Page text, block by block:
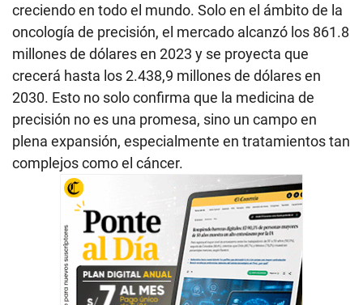
creciendo en todo el mundo. Solo en el ámbito de la
oncología de precisión, el mercado alcanzó los 861.8
millones de dólares en 2023 y se proyecta que
crecerá hasta los 2.438,9 millones de dólares en
2030. Esto no solo confirma que la medicina de
precisión no es una promesa, sino un campo en
plena expansión, especialmente en tratamientos tan
complejos como el cáncer.